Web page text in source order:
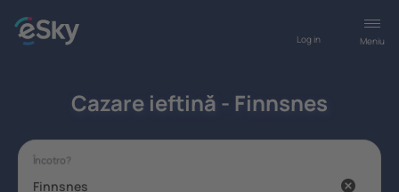
Meniu
Log in
Cazare ieftină - Finnsnes